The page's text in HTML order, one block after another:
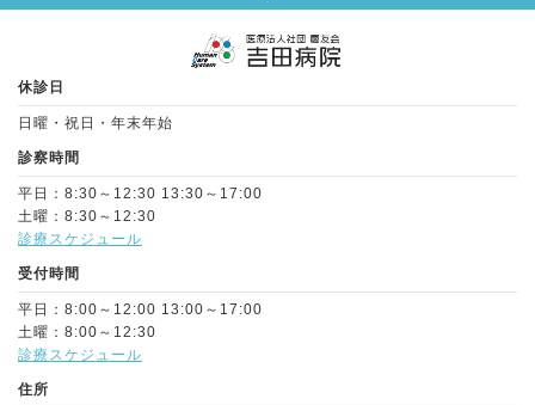
休診日
日曜・祝日・年末年始
診察時間
平日：8:30～12:30 13:30～17:00
土曜：8:30～12:30
診療スケジュール
受付時間
平日：8:00～12:00 13:00～17:00
土曜：8:00～12:30
診療スケジュール
住所